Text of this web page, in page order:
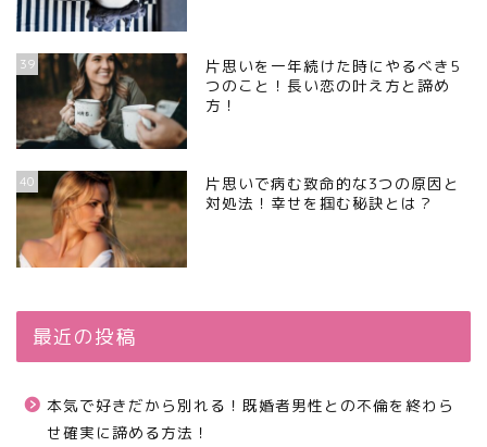
39
片思いを一年続けた時にやるべき5
つのこと！長い恋の叶え方と諦め
方！
40
片思いで病む致命的な3つの原因と
対処法！幸せを掴む秘訣とは？
最近の投稿
本気で好きだから別れる！既婚者男性との不倫を終わら
せ確実に諦める方法！